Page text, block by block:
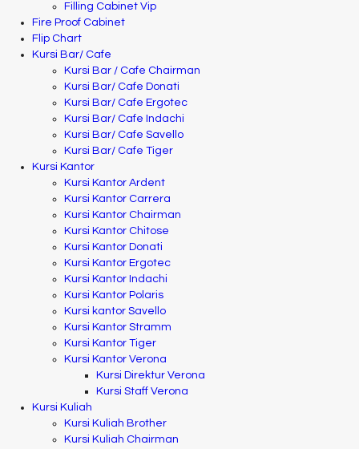
Filling Cabinet Vip
Fire Proof Cabinet
Flip Chart
Kursi Bar/ Cafe
Kursi Bar / Cafe Chairman
Kursi Bar/ Cafe Donati
Kursi Bar/ Cafe Ergotec
Kursi Bar/ Cafe Indachi
Kursi Bar/ Cafe Savello
Kursi Bar/ Cafe Tiger
Kursi Kantor
Kursi Kantor Ardent
Kursi Kantor Carrera
Kursi Kantor Chairman
Kursi Kantor Chitose
Kursi Kantor Donati
Kursi Kantor Ergotec
Kursi Kantor Indachi
Kursi Kantor Polaris
Kursi kantor Savello
Kursi Kantor Stramm
Kursi Kantor Tiger
Kursi Kantor Verona
Kursi Direktur Verona
Kursi Staff Verona
Kursi Kuliah
Kursi Kuliah Brother
Kursi Kuliah Chairman